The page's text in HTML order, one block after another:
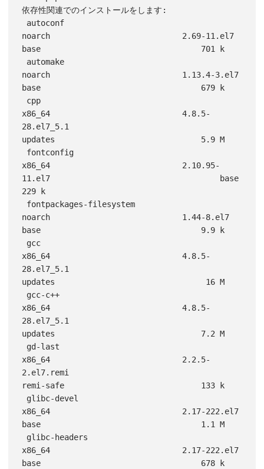
依存性関連でのインストールをします:
noarch                            2.69-11.el7
base                                  701 k
noarch                            1.13.4-3.el7
base                                  679 k
x86_64                            4.8.5-
28.el7_5.1
updates                               5.9 M
x86_64                            2.10.95-
11.el7                                    base
229 k
noarch                            1.44-8.el7
base                                  9.9 k
x86_64                            4.8.5-
28.el7_5.1
updates                                16 M
x86_64                            4.8.5-
28.el7_5.1
updates                               7.2 M
x86_64                            2.2.5-
2.el7.remi
remi-safe                             133 k
x86_64                            2.17-222.el7
base                                  1.1 M
x86_64                            2.17-222.el7
base                                  678 k